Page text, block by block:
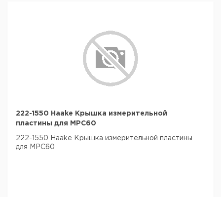
222-1550 Haake Крышка измерительной
пластины для MPC60
222-1550 Haake Крышка измерительной пластины
для MPC60